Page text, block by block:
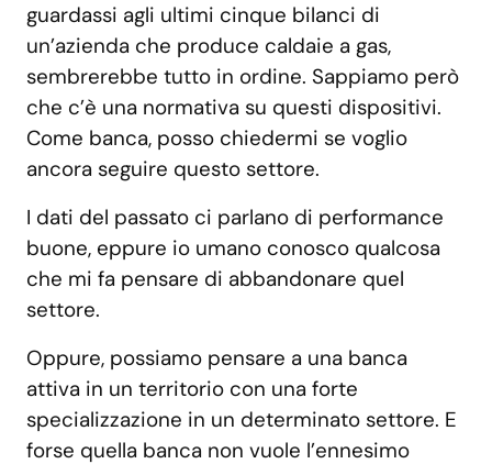
guardassi agli ultimi cinque bilanci di
un’azienda che produce caldaie a gas,
sembrerebbe tutto in ordine. Sappiamo però
che c’è una normativa su questi dispositivi.
Come banca, posso chiedermi se voglio
ancora seguire questo settore.
I dati del passato ci parlano di performance
buone, eppure io umano conosco qualcosa
che mi fa pensare di abbandonare quel
settore.
Oppure, possiamo pensare a una banca
attiva in un territorio con una forte
specializzazione in un determinato settore. E
forse quella banca non vuole l’ennesimo